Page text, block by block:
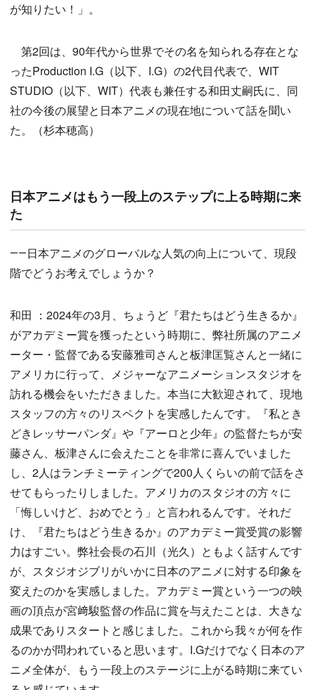
が知りたい！」。
第2回は、90年代から世界でその名を知られる存在とな
ったProduction I.G（以下、I.G）の2代目代表で、WIT
STUDIO（以下、WIT）代表も兼任する和田丈嗣氏に、同
社の今後の展望と日本アニメの現在地について話を聞い
た。（杉本穂高）
日本アニメはもう一段上のステップに上る時期に来
た
――日本アニメのグローバルな人気の向上について、現段
階でどうお考えでしょうか？
和田 ：2024年の3月、ちょうど『君たちはどう生きるか』
がアカデミー賞を獲ったという時期に、弊社所属のアニメ
ーター・監督である安藤雅司さんと板津匡覧さんと一緒に
アメリカに行って、メジャーなアニメーションスタジオを
訪れる機会をいただきました。本当に大歓迎されて、現地
スタッフの方々のリスペクトを実感したんです。『私とき
どきレッサーパンダ』や『アーロと少年』の監督たちが安
藤さん、板津さんに会えたことを非常に喜んでいました
し、2人はランチミーティングで200人くらいの前で話をさ
せてもらったりしました。アメリカのスタジオの方々に
「悔しいけど、おめでとう」と言われるんです。それだ
け、『君たちはどう生きるか』のアカデミー賞受賞の影響
力はすごい。弊社会長の石川（光久）ともよく話すんです
が、スタジオジブリがいかに日本のアニメに対する印象を
変えたのかを実感しました。アカデミー賞という一つの映
画の頂点が宮﨑駿監督の作品に賞を与えたことは、大きな
成果でありスタートと感じました。これから我々が何を作
るのかが問われていると思います。I.Gだけでなく日本のア
ニメ全体が、もう一段上のステージに上がる時期に来てい